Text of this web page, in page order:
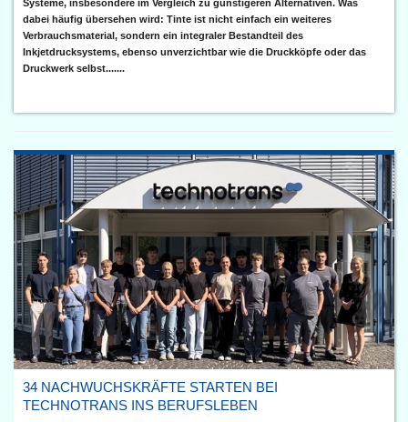
Systeme, insbesondere im Vergleich zu günstigeren Alternativen. Was
dabei häufig übersehen wird: Tinte ist nicht einfach ein weiteres
Verbrauchsmaterial, sondern ein integraler Bestandteil des
Inkjetdrucksystems, ebenso unverzichtbar wie die Druckköpfe oder das
Druckwerk selbst.......
34 NACHWUCHSKRÄFTE STARTEN BEI
TECHNOTRANS INS BERUFSLEBEN